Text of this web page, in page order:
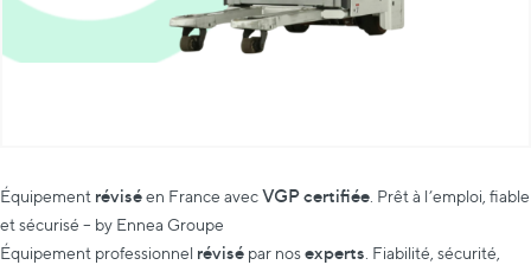
Équipement réviséen France avecVGP certifiée . Prêt à l’emploi, fiable
et sécurisé – by Ennea Groupe
Équipement professionnel révisé par nosexperts . Fiabilité, sécurité,